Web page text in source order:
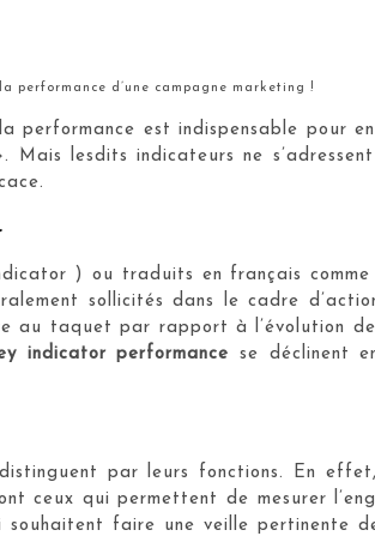
performance d’une campagne marketing !
performance est indispensable pour
Mais lesdits indicateurs ne
) ou traduits en français
sollicités dans le cadre
au taquet par rapport à
indicator performance se déclinent
par leurs fonctions. En
ceux qui permettent de mesurer
souhaitent faire une veille